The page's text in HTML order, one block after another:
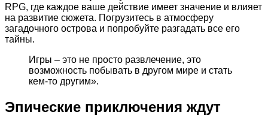
RPG, где каждое ваше действие имеет значение и влияет
на развитие сюжета. Погрузитесь в атмосферу
загадочного острова и попробуйте разгадать все его
тайны.
Игры – это не просто развлечение, это
возможность побывать в другом мире и стать
кем-то другим».
Эпические приключения ждут